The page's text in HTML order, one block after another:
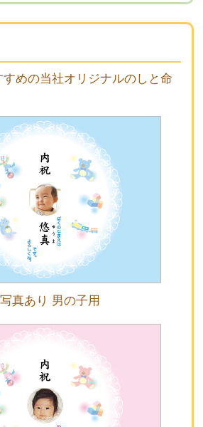
めの当社オリジナルのしと命
真あり 男の子用